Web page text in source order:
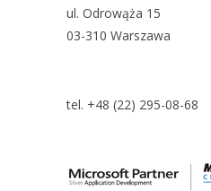
ul. Odrowąża 15
03-310 Warszawa
tel. +48 (22) 295-08-68